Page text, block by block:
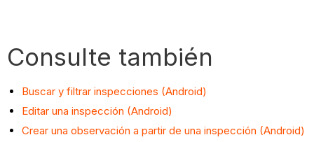
Consulte también
Buscar y filtrar inspecciones (Android)
Editar una inspección (Android)
Crear una observación a partir de una inspección (Android)